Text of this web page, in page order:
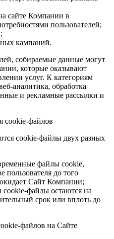
сайте Компании в
пользователей;
кампаний.
собираемые данные могут
которые оказывают
услуг. К категориям
аналитика, обработка
и рекламные рассылки и
cookie-файлов
cookie-файлы двух разных
файлы cookie,
пользователя до того
Сайт Компании;
файлы остаются на
срок или вплоть до
файлов на Сайте